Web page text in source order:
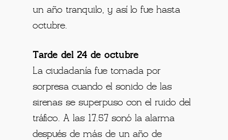
un año tranquilo, y así lo fue hasta
octubre.
Tarde del 24 de octubre
La ciudadanía fue tomada por
sorpresa cuando el sonido de las
sirenas se superpuso con el ruido del
tráfico. A las 17.57 sonó la alarma
después de más de un año de